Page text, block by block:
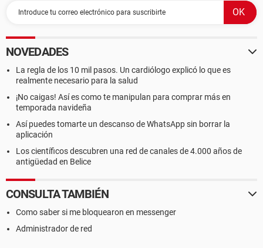
NOVEDADES
La regla de los 10 mil pasos. Un cardiólogo explicó lo que es
realmente necesario para la salud
¡No caigas! Así es como te manipulan para comprar más en
temporada navideña
Así puedes tomarte un descanso de WhatsApp sin borrar la
aplicación
Los científicos descubren una red de canales de 4.000 años de
antigüedad en Belice
CONSULTA TAMBIÉN
Como saber si me bloquearon en messenger
Administrador de red